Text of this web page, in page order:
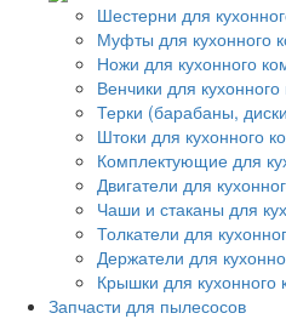
Шестерни для
Муфты для кухонного
Ножи для кухонного
Венчики для
Терки (барабаны,
Штоки для кухонного
Комплектующие для
Двигатели для
Чаши и стаканы для
Толкатели для
Держатели для
Крышки для кухонного
Запчасти для пылесосов